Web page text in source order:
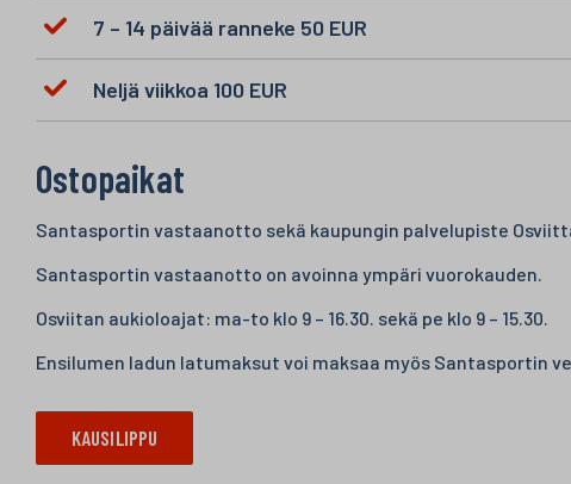
7 – 14 päivää ranneke 50 EUR
Neljä viikkoa 100 EUR
Ostopaikat
Santasportin vastaanotto sekä kaupungin palvelupiste
Santasportin vastaanotto on avoinna ympäri vuorokauden.
Osviitan aukioloajat: ma-to klo 9 – 16.30. sekä pe klo 9 – 15.30.
Ensilumen ladun latumaksut voi maksaa myös Santasportin
KAUSILIPPU